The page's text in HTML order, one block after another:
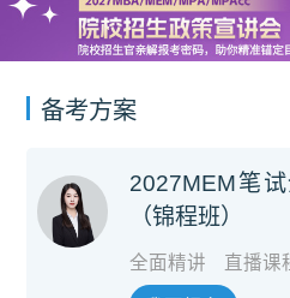
备考方案
2027MEM笔
（锦程班）
全面精讲 直播课